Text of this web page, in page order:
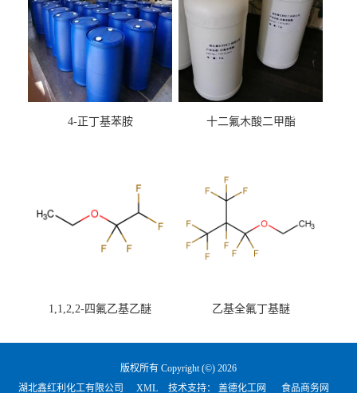
4-正丁基苯胺 十二氟木酸二甲酯
1,1,2,2-四氟乙基乙醚 乙基全氟丁基醚
版权所有 Copyright (©) 2026
湖北鑫红利化工有限公司
XML 技术支持： 盖德化工网 食品商务网